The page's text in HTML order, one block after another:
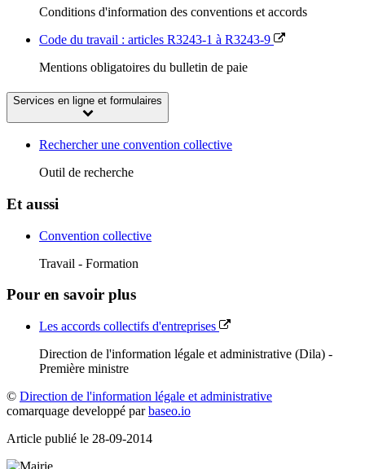
Conditions d'information des conventions et accords
Code du travail : articles R3243-1 à R3243-9
Mentions obligatoires du bulletin de paie
Services en ligne et formulaires
Rechercher une convention collective
Outil de recherche
Et aussi
Convention collective
Travail - Formation
Pour en savoir plus
Les accords collectifs d'entreprises
Direction de l'information légale et administrative (Dila) -
Première ministre
© Direction de l'information légale et administrative
comarquage developpé parbaseo.io
Article publié le 28-09-2014